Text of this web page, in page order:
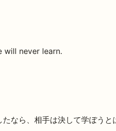
will never learn.
なら、相手は決して学ぼうと